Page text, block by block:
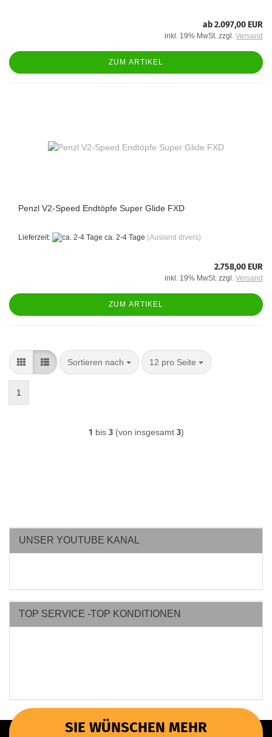
ab 2.097,00 EUR
inkl. 19% MwSt. zzgl. Versand
ZUM ARTIKEL
Penzl V2-Speed Endtöpfe Super Glide FXD
Lieferzeit: ca. 2-4 Tage (Ausland divers)
2.758,00 EUR
inkl. 19% MwSt. zzgl. Versand
ZUM ARTIKEL
Sortieren nach
Sortieren nach 12 pro Seite
pro Seite
1
1 bis 3(von insgesamt 3)
UNSER YOUTUBE KANAL
TOP SERVICE -TOP KONDITIONEN
SIE WÜNSCHEN MEHR